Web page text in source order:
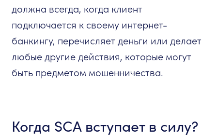
должна всегда, когда клиент
подключается к своему интернет-
банкингу, перечисляет деньги или делает
любые другие действия, которые могут
быть предметом мошенничества.
Когда SCA вступает в силу?